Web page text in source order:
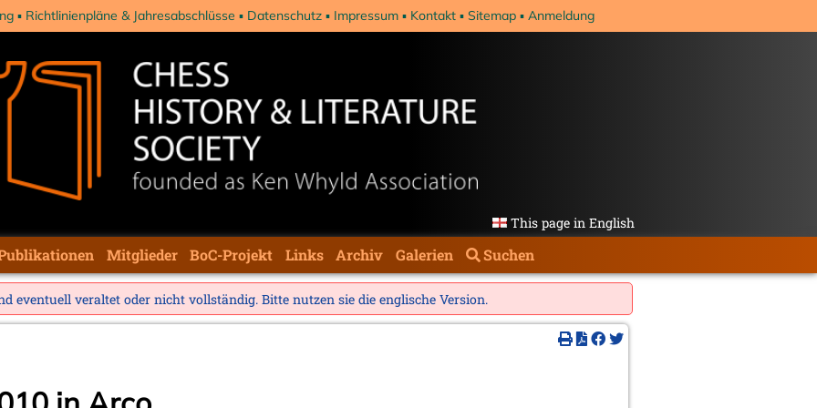
Richtlinienpläne & Jahresabschlüsse Datenschutz Impressum Kontakt Sitemap Anmeldung
This page in English
Mitglieder BoC-Projekt Links Archiv Galerien Suchen
eventuell veraltet oder nicht vollständig. Bitte nutzen sie die englische Version.